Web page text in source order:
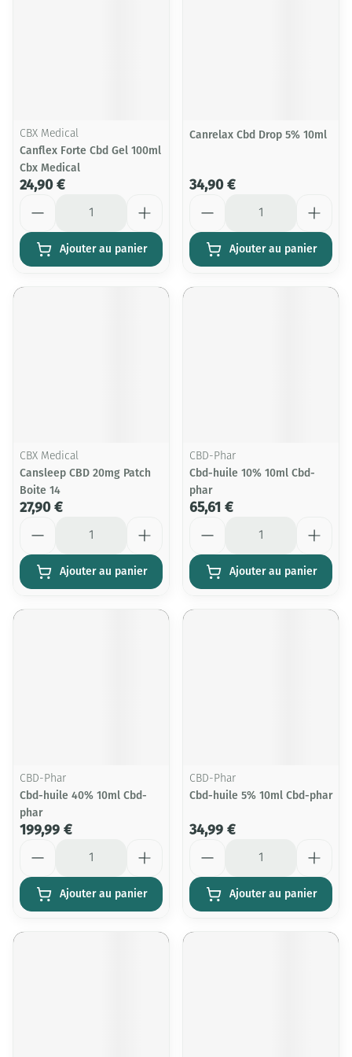
CBX Medical
Canflex Forte Cbd Gel 100ml
Cbx Medical
24,90 €
Ajouter au panier
Canrelax Cbd Drop 5% 10ml
34,90 €
Ajouter au panier
CBX Medical
Cansleep CBD 20mg Patch
Boite 14
27,90 €
Ajouter au panier
CBD-Phar
Cbd-huile 10% 10ml Cbd-
phar
65,61 €
Ajouter au panier
CBD-Phar
Cbd-huile 40% 10ml Cbd-
phar
199,99 €
Ajouter au panier
CBD-Phar
Cbd-huile 5% 10ml Cbd-phar
34,99 €
Ajouter au panier